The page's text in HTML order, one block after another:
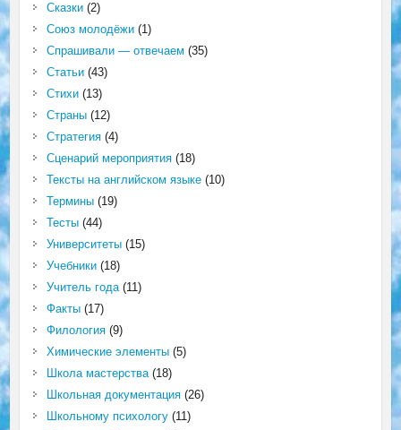
Сказки(2)
Союз молодёжи(1)
Спрашивали — отвечаем (35)
Статьи(43)
Стихи(13)
Страны(12)
Стратегия(4)
Сценарий мероприятия(18)
Тексты на английском языке(10)
Термины(19)
Тесты(44)
Университеты(15)
Учебники(18)
Учитель года(11)
Факты(17)
Филология(9)
Химические элементы(5)
Школа мастерства(18)
Школьная документация(26)
Школьному психологу(11)